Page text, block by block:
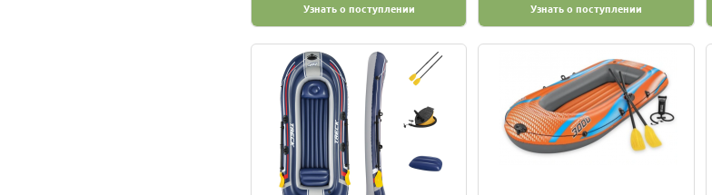
Узнать о поступлении Узнать о поступлении